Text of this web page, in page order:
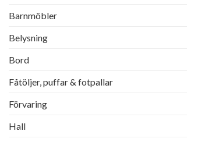
Barnmöbler
Belysning
Bord
Fåtöljer, puffar & fotpallar
Förvaring
Hall